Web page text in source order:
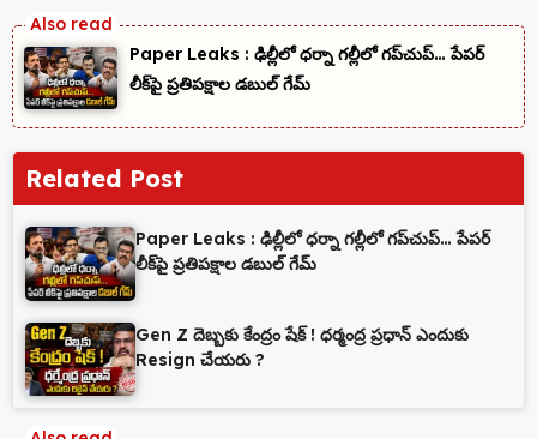
Paper Leaks : ఢిల్లీలో ధర్నా గల్లీలో గప్‌చుప్… పేపర్
లీక్‌పై ప్రతిపక్షాల డబుల్ గేమ్
Related Post
Paper Leaks : ఢిల్లీలో ధర్నా గల్లీలో గప్‌చుప్… పేపర్
లీక్‌పై ప్రతిపక్షాల డబుల్ గేమ్
Gen Z దెబ్బకు కేంద్రం షేక్ ! ధర్మంద్ర ప్రధాన్ ఎందుకు
Resign చేయరు ?